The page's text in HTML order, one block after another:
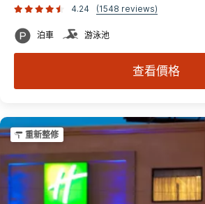
4.24
(1548 reviews)
泊車 游泳池
查看價格
重新整修